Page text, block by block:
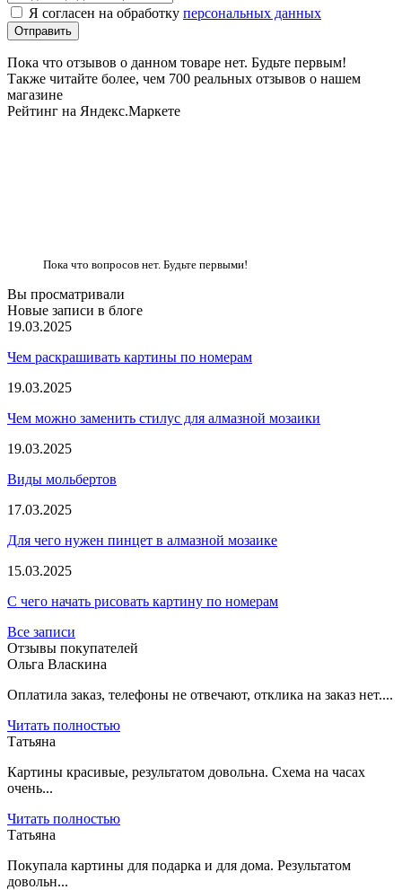
Я согласен на обработку персональных данных
Пока что отзывов о данном товаре нет. Будьте первым!
Также читайте более, чем 700 реальных отзывов о нашем
магазине
Рейтинг на Яндекс.Маркете
Пока что вопросов нет. Будьте первыми!
Вы просматривали
Новые записи в блоге
19.03.2025
Чем раскрашивать картины по номерам
19.03.2025
Чем можно заменить стилус для алмазной мозаики
19.03.2025
Виды мольбертов
17.03.2025
Для чего нужен пинцет в алмазной мозаике
15.03.2025
С чего начать рисовать картину по номерам
Все записи
Отзывы покупателей
Ольга Власкина
Оплатила заказ, телефоны не отвечают, отклика на заказ нет....
Читать полностью
Татьяна
Картины красивые, результатом довольна. Схема на часах
очень...
Читать полностью
Татьяна
Покупала картины для подарка и для дома. Результатом
довольн...